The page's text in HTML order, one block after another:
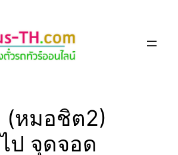
(หมอชิต2)
ป จุดจอด